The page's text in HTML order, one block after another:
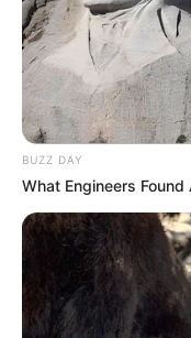
BUZZ DAY
What Engineers